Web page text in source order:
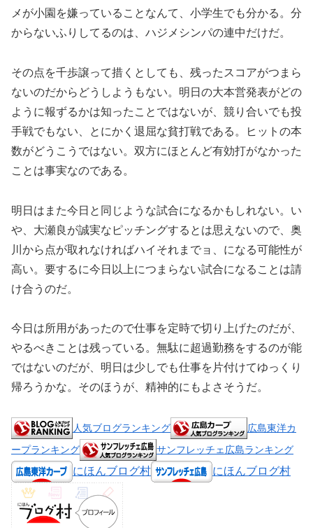
メが小園を嫌っていることなんて、小学生でも分かる。分
からないふりしてるのは、ハジメシンパの連中だけだ。
その点を千歩譲って措くとしても、残ったスコアがつまら
ないのだからどうしようもない。明日の大本営発表がどの
ように報ずるかは知ったことではないが、競り合いでも投
手戦でもない、とにかく退屈な貧打戦である。ヒットの本
数がどうこうではない。双方にほとんど有効打がなかった
ことは事実なのである。
明日はまた今日と同じような試合になるかもしれない。い
や、大瀬良が誠実なピッチングするとは思えないので、奥
川から点が取れなければハイそれまでョ、になる可能性が
高い。要するに今日以上につまらない試合になることは請
け合うのだ。
今日は所用があったので仕事を定時で切り上げたのだが、
やるべきことは残っている。無駄に超過勤務をするのが能
ではないのだが、明日は少しでも仕事を片付けてゆっくり
帰ろうかな。そのほうが、精神的にもよさそうだ。
人気ブログランキング
広島東洋カ
ープランキング
サンフレッチェ広島ランキング
にほんブログ村 にほんブログ村